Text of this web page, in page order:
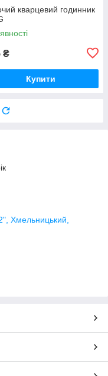
кварцевий годинник
₴
Купити
Хмельницький,